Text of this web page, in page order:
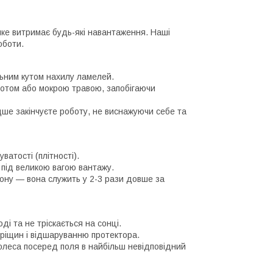
витримає будь-які навантаження. Наші
кутом нахилу ламелей.
або мокрою травою, запобігаючи
закінчуєте роботу, не виснажуючи себе та
(плітності).
під великою вагою вантажу.
— вона служить у 2-3 рази довше за
та не тріскається на сонці.
і відшаруванню протектора.
посеред поля в найбільш невідповідний